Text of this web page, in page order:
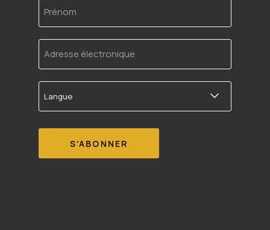
Adresse
électronique
Langue